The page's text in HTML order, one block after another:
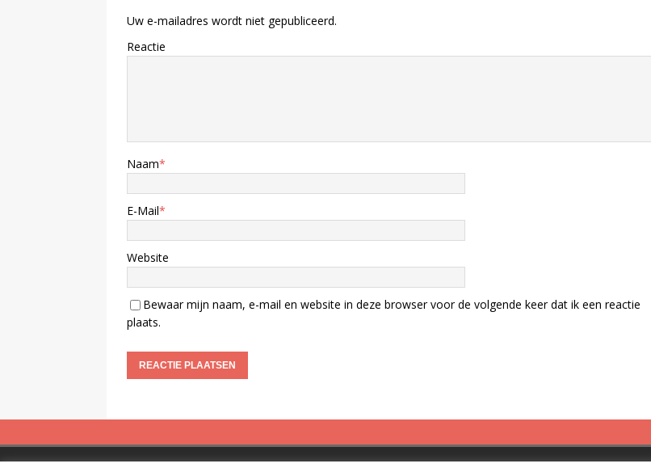
Uw e-mailadres wordt niet gepubliceerd.
Reactie
Naam*
E-Mail*
Website
Bewaar mijn naam, e-mail en website in deze browser voor de volgende keer dat ik een reactie
plaats.